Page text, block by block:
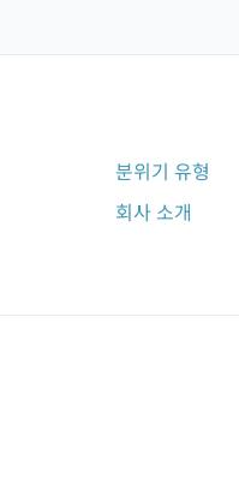
분위기 유형
회사 소개